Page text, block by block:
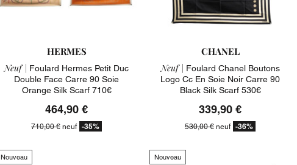
HERMES
Neuf | Foulard Hermes Petit Duc
Double Face Carre 90 Soie
Orange Silk Scarf 710€
464,90 €
710,00 € neuf -35%
CHANEL
Neuf | Foulard Chanel Boutons
Logo Cc En Soie Noir Carre 90
Black Silk Scarf 530€
339,90 €
530,00 € neuf -36%
Nouveau Nouveau